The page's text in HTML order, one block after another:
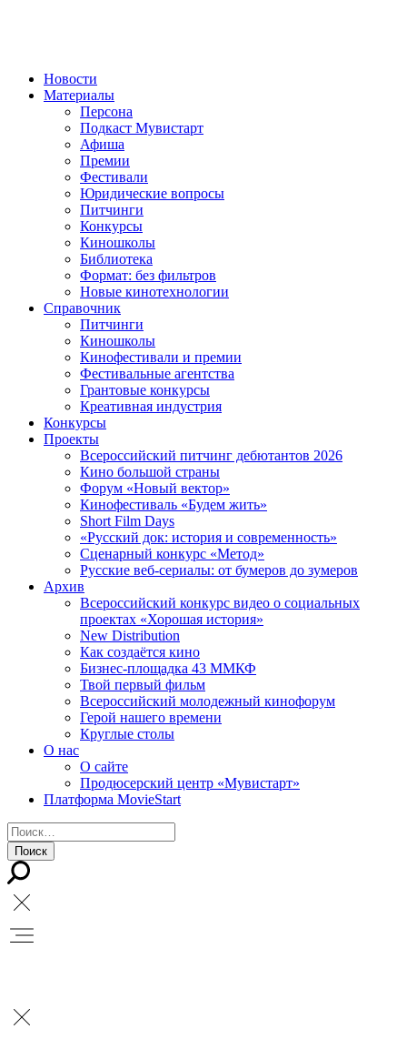
Новости
Материалы
Персона
Подкаст Мувистарт
Афиша
Премии
Фестивали
Юридические вопросы
Питчинги
Конкурсы
Киношколы
Библиотека
Формат: без фильтров
Новые кинотехнологии
Справочник
Питчинги
Киношколы
Кинофестивали и премии
Фестивальные агентства
Грантовые конкурсы
Креативная индустрия
Конкурсы
Проекты
Всероссийский питчинг дебютантов 2026
Кино большой страны
Форум «Новый вектор»
Кинофестиваль «Будем жить»
Short Film Days
«Русский док: история и современность»
Сценарный конкурс «Метод»
Русские веб-сериалы: от бумеров до зумеров
Архив
Всероссийский конкурс видео о социальных
проектах «Хорошая история»
New Distribution
Как создаётся кино
Бизнес-площадка 43 ММКФ
Твой первый фильм
Всероссийский молодежный кинофорум
Герой нашего времени
Круглые столы
О нас
О сайте
Продюсерский центр «Мувистарт»
Платформа MovieStart